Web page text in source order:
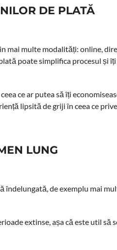
DE PLATĂ
multe modalități: online,
poate simplifica procesul și
ce ar putea să îți
lipsită de griji în ceea ce
LUNG
de exemplu mai
extinse, așa că este util să